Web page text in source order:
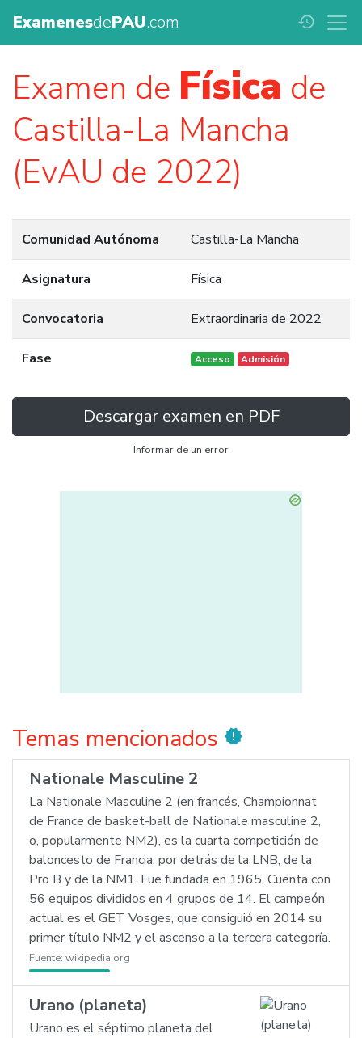
ExamenesdePAU.com history
Examen de Física de
Castilla-La Mancha
(EvAU de 2022)
Comunidad Autónoma Castilla-La Mancha
Asignatura Física
Convocatoria Extraordinaria de 2022
Fase Acceso Admisión
Descargar examen en PDF
Informar de un error
Temas mencionados new_releases
Nationale Masculine 2
La Nationale Masculine 2 (en francés, Championnat
de France de basket-ball de Nationale masculine 2,
o, popularmente NM2), es la cuarta competición de
baloncesto de Francia, por detrás de la LNB, de la
Pro B y de la NM1. Fue fundada en 1965. Cuenta con
56 equipos divididos en 4 grupos de 14. El campeón
actual es el GET Vosges, que consiguió en 2014 su
primer título NM2 y el ascenso a la tercera categoría.
Fuente: wikipedia.org
Urano (planeta)
Urano es el séptimo planeta del